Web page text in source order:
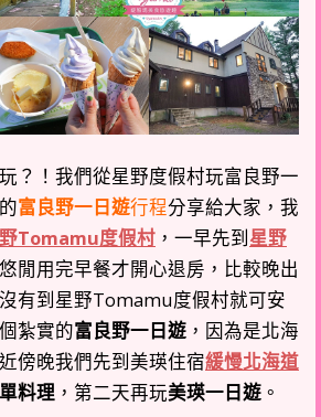
？！我們從星野度假村玩富良野一
富良野一日遊行程分享給大家，我
Tomamu度假村 ，一早先到星野
閒用完早餐才開心退房，比較晚出
有到星野Tomamu度假村就可安
紮實的富良野一日遊 ，因為是北海
傍晚我們先到美瑛住宿緩慢北海道
料理 ，第二天再玩美瑛一日遊 。